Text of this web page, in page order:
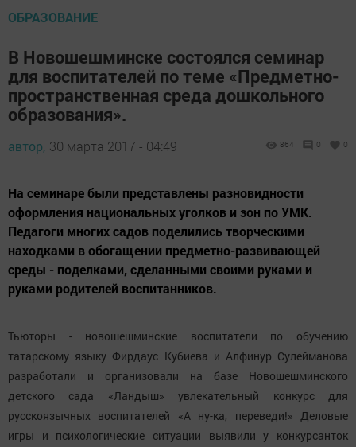
ОБРАЗОВАНИЕ
В Новошешминске состоялся семинар
для воспитателей по теме «Предметно-
пространственная среда дошкольного
образования».
автор, 30 марта 2017 - 04:49 864 0 0
На семинаре были представлены разновидности
оформления национальных уголков и зон по УМК.
Педагоги многих садов поделились творческими
находками в обогащении предметно-развивающей
среды - поделками, сделанными своими руками и
руками родителей воспитанников.
Тьюторы - новошешминские воспитатели по обучению
татарскому языку Фирдаус Кубиева и Алфинур Сулейманова
разработали и организовали на базе Новошешминского
детского сада «Ландыш» увлекательный конкурс для
русскоязычных воспитателей «А ну-ка, переведи!» Деловые
игры и психологические ситуации выявили у конкурсанток